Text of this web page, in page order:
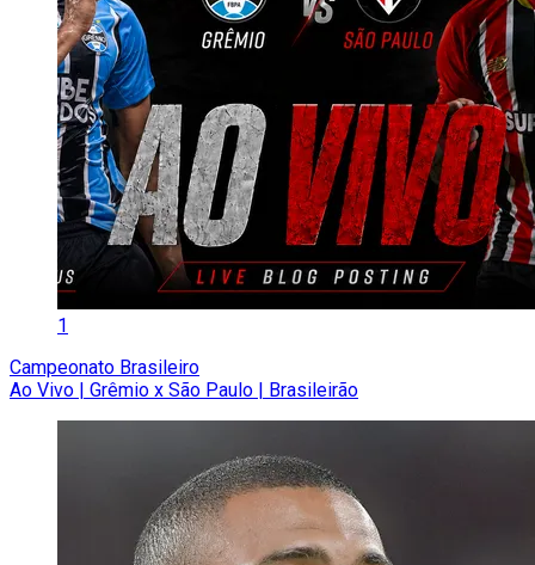
1
Campeonato Brasileiro
Ao Vivo | Grêmio x São Paulo | Brasileirão